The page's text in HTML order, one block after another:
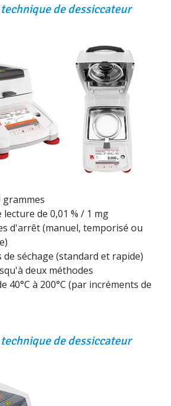
de dessiccateur
grammes
lecture de 0,01 % / 1 mg
d'arrêt (manuel, temporisé ou
séchage (standard et rapide)
deux méthodes
40°C à 200°C (par incréments de
de dessiccateur